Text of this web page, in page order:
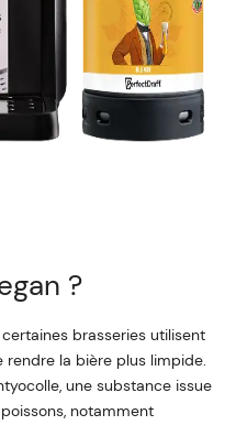
?
brasseries utilisent
la bière plus limpide.
une substance issue
notamment